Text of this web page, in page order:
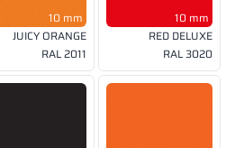
10 mm
JUICY ORANGE
RAL 2011
10 mm
RED DELUXE
RAL 3020